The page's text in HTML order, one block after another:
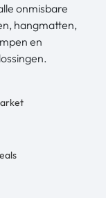
onmisbare
hangmatten,
en